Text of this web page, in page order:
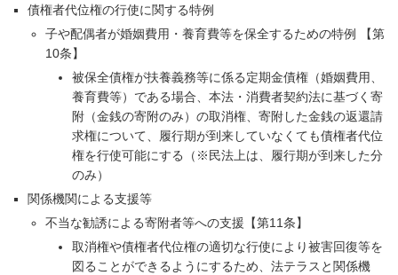
債権者代位権の行使に関する特例
子や配偶者が婚姻費用・養育費等を保全するための特例 【第
10条】
被保全債権が扶養義務等に係る定期金債権（婚姻費用、
養育費等）である場合、本法・消費者契約法に基づく寄
附（金銭の寄附のみ）の取消権、寄附した金銭の返還請
求権について、履行期が到来していなくても債権者代位
権を行使可能にする（※民法上は、履行期が到来した分
のみ）
関係機関による支援等
不当な勧誘による寄附者等への支援【第11条】
取消権や債権者代位権の適切な行使により被害回復等を
図ることができるようにするため、法テラスと関係機